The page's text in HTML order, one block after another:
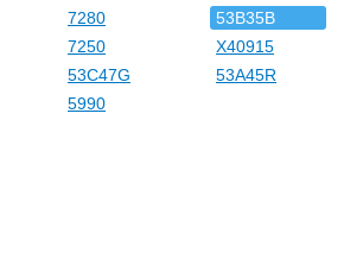
7280
7250
53C47G
5990
53B35B
X40915
53A45R